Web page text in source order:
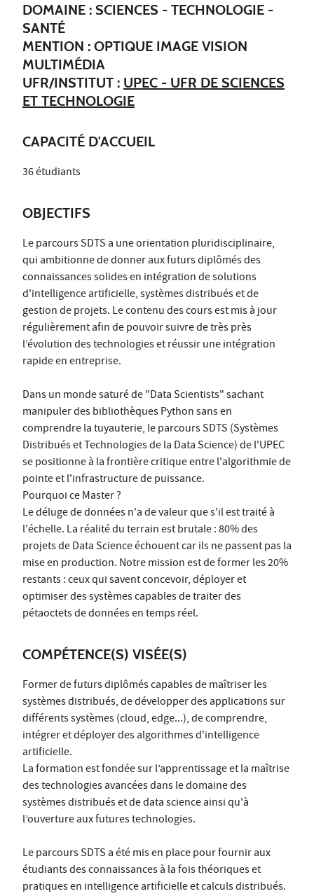
DOMAINE : SCIENCES - TECHNOLOGIE -
SANTÉ
MENTION : OPTIQUE IMAGE VISION
MULTIMÉDIA
UFR/INSTITUT : UPEC - UFR DE SCIENCES
ET TECHNOLOGIE
CAPACITÉ D'ACCUEIL
36 étudiants
OBJECTIFS
Le parcours SDTS a une orientation pluridisciplinaire,
qui ambitionne de donner aux futurs diplômés des
connaissances solides en intégration de solutions
d'intelligence artificielle, systèmes distribués et de
gestion de projets. Le contenu des cours est mis à jour
régulièrement afin de pouvoir suivre de très près
l’évolution des technologies et réussir une intégration
rapide en entreprise.
Dans un monde saturé de "Data Scientists" sachant
manipuler des bibliothèques Python sans en
comprendre la tuyauterie, le parcours SDTS (Systèmes
Distribués et Technologies de la Data Science) de l'UPEC
se positionne à la frontière critique entre l'algorithmie de
pointe et l'infrastructure de puissance.
Pourquoi ce Master ?
Le déluge de données n'a de valeur que s'il est traité à
l'échelle. La réalité du terrain est brutale : 80% des
projets de Data Science échouent car ils ne passent pas la
mise en production. Notre mission est de former les 20%
restants : ceux qui savent concevoir, déployer et
optimiser des systèmes capables de traiter des
pétaoctets de données en temps réel.
COMPÉTENCE(S) VISÉE(S)
Former de futurs diplômés capables de maîtriser les
systèmes distribués, de développer des applications sur
différents systèmes (cloud, edge...), de comprendre,
intégrer et déployer des algorithmes d'intelligence
artificielle.
La formation est fondée sur l’apprentissage et la maîtrise
des technologies avancées dans le domaine des
systèmes distribués et de data science ainsi qu'à
l’ouverture aux futures technologies.
Le parcours SDTS a été mis en place pour fournir aux
étudiants des connaissances à la fois théoriques et
pratiques en intelligence artificielle et calculs distribués.